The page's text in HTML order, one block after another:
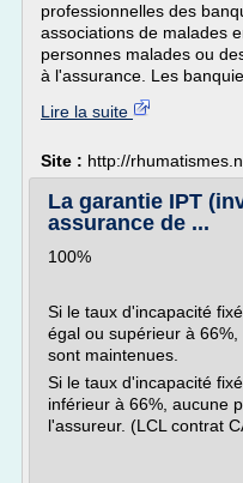
professionnelles des
associations de malades
personnes malades ou
à l'assurance. Les
Lire la suite
Site : http://
La garantie IPT
assurance de ...
100%
Si le taux d'incapacité
égal ou supérieur à
sont maintenues.
Si le taux d'incapacité
inférieur à 66%, aucune
l'assureur. (LCL contrat